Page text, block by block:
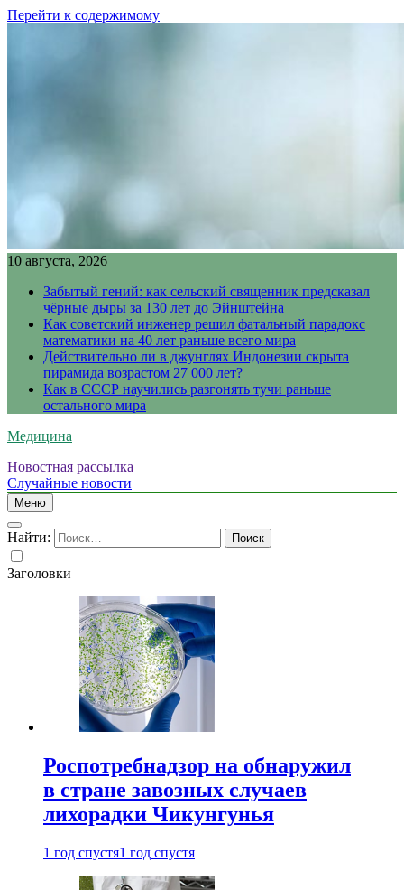
Перейти к содержимому
10 августа, 2026
Забытый гений: как сельский священник предсказал
чёрные дыры за 130 лет до Эйнштейна
Как советский инженер решил фатальный парадокс
математики на 40 лет раньше всего мира
Действительно ли в джунглях Индонезии скрыта
пирамида возрастом 27 000 лет?
Как в СССР научились разгонять тучи раньше
остального мира
Медицина
Новостная рассылка
Случайные новости
Меню
Найти:
Заголовки
Роспотребнадзор на обнаружил
в стране завозных случаев
лихорадки Чикунгунья
1 год спустя1 год спустя